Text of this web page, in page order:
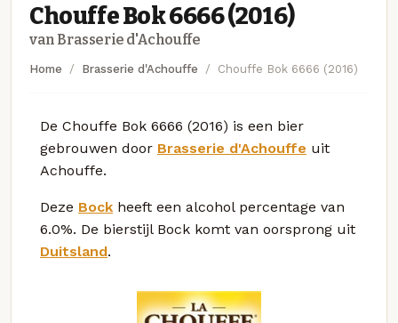
Chouffe Bok 6666 (2016)
van Brasserie d'Achouffe
Home Brasserie d'Achouffe Chouffe Bok 6666 (2016)
De Chouffe Bok 6666 (2016) is een bier
gebrouwen door Brasserie d'Achouffe uit
Achouffe.
Deze Bock heeft een alcohol percentage van
6.0%. De bierstijl Bock komt van oorsprong uit
Duitsland.